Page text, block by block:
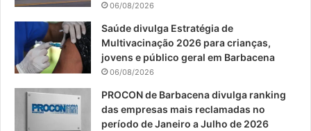
06/08/2026
Saúde divulga Estratégia de
Multivacinação 2026 para crianças,
jovens e público geral em Barbacena
06/08/2026
PROCON de Barbacena divulga ranking
das empresas mais reclamadas no
período de Janeiro a Julho de 2026